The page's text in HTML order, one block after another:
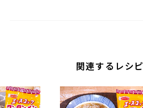
関連するレシピ